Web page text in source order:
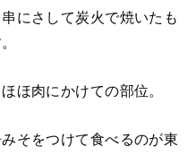
にさして炭火で焼いたも
ほ肉にかけての部位。
そをつけて食べるのが東